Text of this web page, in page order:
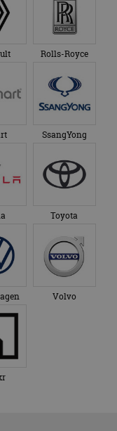
Toyota
Volvo
hart van een
In beeld én geluid,
meer.
je mailbox?